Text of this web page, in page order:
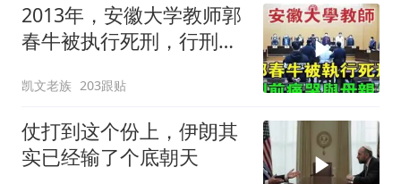
2013年，安徽大学教师郭
春牛被执行死刑，行刑前
凯文老族 203跟贴
仗打到这个份上，伊朗其
实已经输了个底朝天